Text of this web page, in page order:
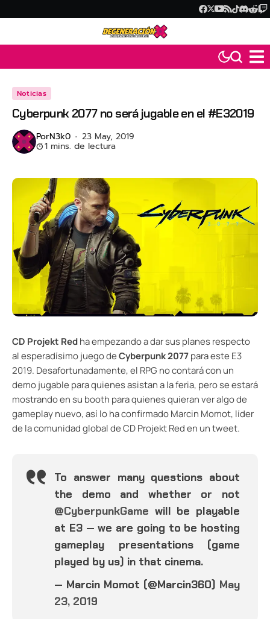
Noticias
Cyberpunk 2077 no será jugable en el #E32019
PorN3k0 23 May, 2019
1 mins. de lectura
CD Projekt Redha empezando a dar sus planes respecto
al esperadísimo juego deCyberpunk 2077para este E3
2019. Desafortunadamente, el RPG no contará con un
demo jugable para quienes asistan a la feria, pero se estará
mostrando en su booth para quienes quieran ver algo de
gameplay nuevo, así lo ha confirmado Marcin Momot, líder
de la comunidad global de CD Projekt Red en un tweet.
To answer many questions about
the demo and whether or not
@CyberpunkGame will be playable
at E3 — we are going to be hosting
gameplay presentations (game
played by us) in that cinema.
— Marcin Momot (@Marcin360) May
23, 2019